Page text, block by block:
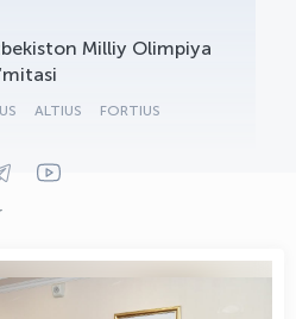
Milliy Olimpiya
ALTIUS FORTIUS